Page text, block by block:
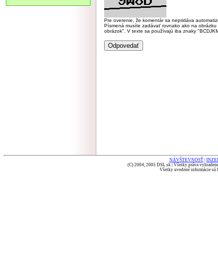
Pre overenie, že komentár sa nepridáva
Písmená musíte zadávať rovnako ako na
obrázok". V texte sa používajú iba znaky
NÁVŠTEVNOSŤ
(C) 2004, 2005 DSL.sk | Všetky práva
Všetky uvedené informácie sú